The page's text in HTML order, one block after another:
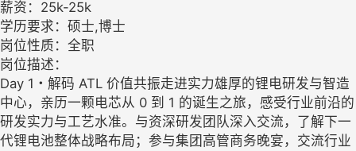
薪资：25k-25k
学历要求：硕士,博士
岗位性质：全职
岗位描述：
Day 1・解码 ATL 价值共振走进实力雄厚的锂电研发与智造
中心，亲历一颗电芯从 0 到 1 的诞生之旅，感受行业前沿的
研发实力与工艺水准。与资深研发团队深入交流，了解下一
代锂电池整体战略布局；参与集团高管商务晚宴，交流行业